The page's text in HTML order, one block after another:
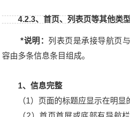
4.2.3、首页、列表页等其他类
*说明： 列表页是承接导航页
容由多条信息条目组成。
1、信息完整
（1）页面的标题应显示在明显